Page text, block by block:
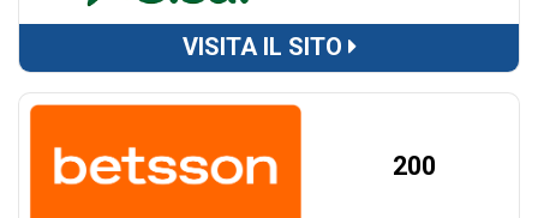
VISITA IL SITO
200